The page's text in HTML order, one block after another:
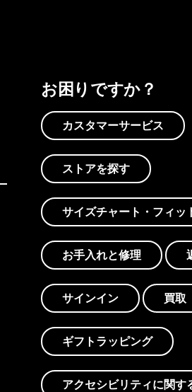
お困りですか？
カスタマーサービス
ストアを探す
サイズチャート・フィッ
お手入れと修理
サインイン 買取
ギフトラッピング
アクセシビリティに関す